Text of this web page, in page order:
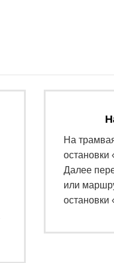
На
остановки
Далее
или